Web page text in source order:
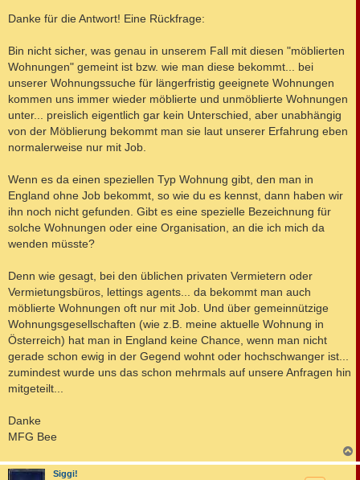
a
g
Danke für die Antwort! Eine Rückfrage:
Bin nicht sicher, was genau in unserem Fall mit diesen "möblierten
Wohnungen" gemeint ist bzw. wie man diese bekommt... bei
unserer Wohnungssuche für längerfristig geeignete Wohnungen
kommen uns immer wieder möblierte und unmöblierte Wohnungen
unter... preislich eigentlich gar kein Unterschied, aber unabhängig
von der Möblierung bekommt man sie laut unserer Erfahrung eben
normalerweise nur mit Job.
Wenn es da einen speziellen Typ Wohnung gibt, den man in
England ohne Job bekommt, so wie du es kennst, dann haben wir
ihn noch nicht gefunden. Gibt es eine spezielle Bezeichnung für
solche Wohnungen oder eine Organisation, an die ich mich da
wenden müsste?
Denn wie gesagt, bei den üblichen privaten Vermietern oder
Vermietungsbüros, lettings agents... da bekommt man auch
möblierte Wohnungen oft nur mit Job. Und über gemeinnützige
Wohnungsgesellschaften (wie z.B. meine aktuelle Wohnung in
Österreich) hat man in England keine Chance, wenn man nicht
gerade schon ewig in der Gegend wohnt oder hochschwanger ist...
zumindest wurde uns das schon mehrmals auf unsere Anfragen hin
mitgeteilt...
Danke
MFG Bee
a
Siggi!